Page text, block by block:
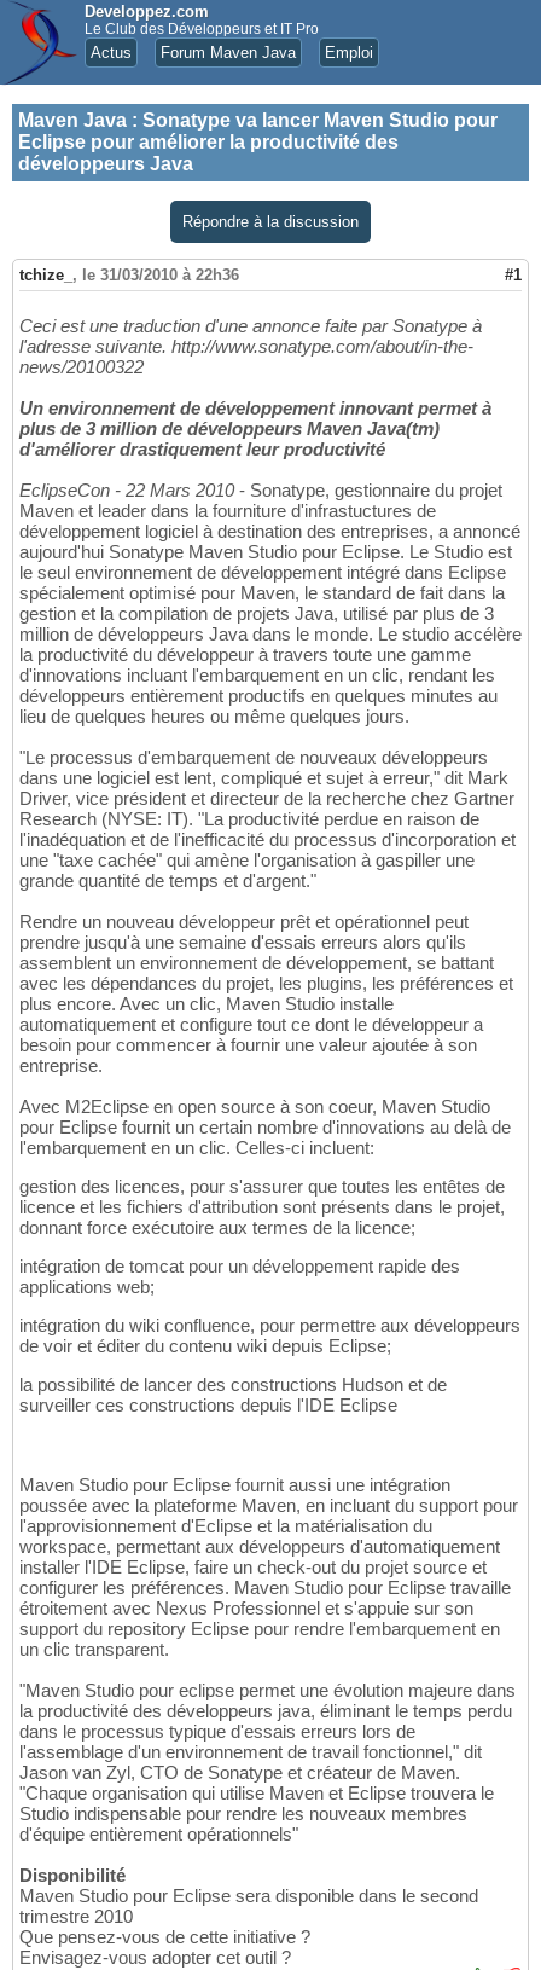
Developpez.com
Le Club des Développeurs et IT Pro
Actus Forum Maven Java Emploi
Maven Java : Sonatype va lancer Maven Studio pour
Eclipse pour améliorer la productivité des
développeurs Java
Répondre à la discussion
tchize_ , le 31/03/2010 à 22h36 #1
Ceci est une traduction d'une annonce faite par Sonatype à
l'adresse suivante. http://www.sonatype.com/about/in-the-
news/20100322
Un environnement de développement innovant permet à
plus de 3 million de développeurs Maven Java(tm)
d'améliorer drastiquement leur productivité
EclipseCon - 22 Mars 2010- Sonatype, gestionnaire du projet
Maven et leader dans la fourniture d'infrastuctures de
développement logiciel à destination des entreprises, a annoncé
aujourd'hui Sonatype Maven Studio pour Eclipse. Le Studio est
le seul environnement de développement intégré dans Eclipse
spécialement optimisé pour Maven, le standard de fait dans la
gestion et la compilation de projets Java, utilisé par plus de 3
million de développeurs Java dans le monde. Le studio accélère
la productivité du développeur à travers toute une gamme
d'innovations incluant l'embarquement en un clic, rendant les
développeurs entièrement productifs en quelques minutes au
lieu de quelques heures ou même quelques jours.
"Le processus d'embarquement de nouveaux développeurs
dans une logiciel est lent, compliqué et sujet à erreur," dit Mark
Driver, vice président et directeur de la recherche chez Gartner
Research (NYSE: IT). "La productivité perdue en raison de
l'inadéquation et de l'inefficacité du processus d'incorporation et
une "taxe cachée" qui amène l'organisation à gaspiller une
grande quantité de temps et d'argent."
Rendre un nouveau développeur prêt et opérationnel peut
prendre jusqu'à une semaine d'essais erreurs alors qu'ils
assemblent un environnement de développement, se battant
avec les dépendances du projet, les plugins, les préférences et
plus encore. Avec un clic, Maven Studio installe
automatiquement et configure tout ce dont le développeur a
besoin pour commencer à fournir une valeur ajoutée à son
entreprise.
Avec M2Eclipse en open source à son coeur, Maven Studio
pour Eclipse fournit un certain nombre d'innovations au delà de
l'embarquement en un clic. Celles-ci incluent:
gestion des licences, pour s'assurer que toutes les entêtes de
licence et les fichiers d'attribution sont présents dans le projet,
donnant force exécutoire aux termes de la licence;
intégration de tomcat pour un développement rapide des
applications web;
intégration du wiki confluence, pour permettre aux développeurs
de voir et éditer du contenu wiki depuis Eclipse;
la possibilité de lancer des constructions Hudson et de
surveiller ces constructions depuis l'IDE Eclipse
Maven Studio pour Eclipse fournit aussi une intégration
poussée avec la plateforme Maven, en incluant du support pour
l'approvisionnement d'Eclipse et la matérialisation du
workspace, permettant aux développeurs d'automatiquement
installer l'IDE Eclipse, faire un check-out du projet source et
configurer les préférences. Maven Studio pour Eclipse travaille
étroitement avec Nexus Professionnel et s'appuie sur son
support du repository Eclipse pour rendre l'embarquement en
un clic transparent.
"Maven Studio pour eclipse permet une évolution majeure dans
la productivité des développeurs java, éliminant le temps perdu
dans le processus typique d'essais erreurs lors de
l'assemblage d'un environnement de travail fonctionnel," dit
Jason van Zyl, CTO de Sonatype et créateur de Maven.
"Chaque organisation qui utilise Maven et Eclipse trouvera le
Studio indispensable pour rendre les nouveaux membres
d'équipe entièrement opérationnels"
Disponibilité
Maven Studio pour Eclipse sera disponible dans le second
trimestre 2010
Que pensez-vous de cette initiative ?
Envisagez-vous adopter cet outil ?